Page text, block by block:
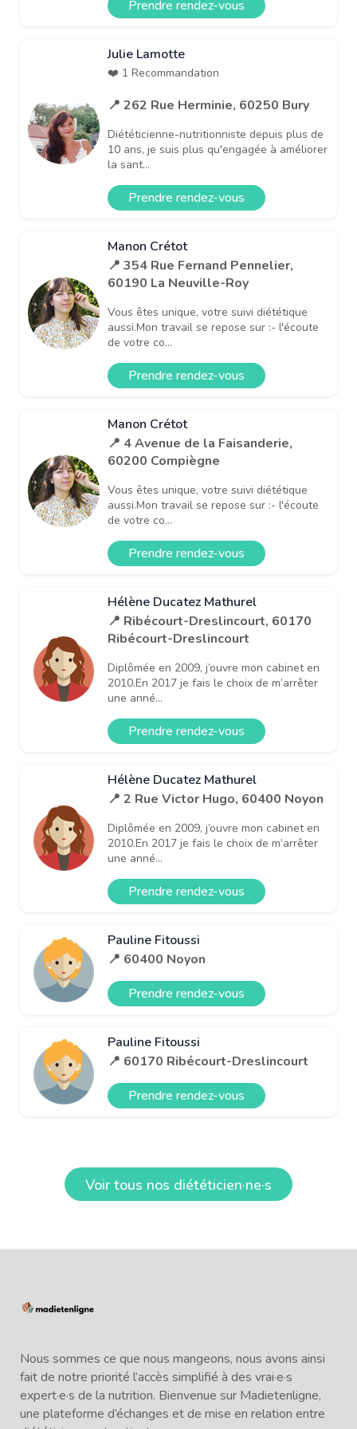
Prendre rendez-vous
Julie Lamotte
❤️ 1 Recommandation
📍 262 Rue Herminie, 60250 Bury
Diététicienne-nutritionniste depuis plus de
10 ans, je suis plus qu'engagée à améliorer
la sant...
Prendre rendez-vous
Manon Crétot
📍 354 Rue Fernand Pennelier,
60190 La Neuville-Roy
Vous êtes unique, votre suivi diététique
aussi.Mon travail se repose sur :- l'écoute
de votre co...
Prendre rendez-vous
Manon Crétot
📍 4 Avenue de la Faisanderie,
60200 Compiègne
Vous êtes unique, votre suivi diététique
aussi.Mon travail se repose sur :- l'écoute
de votre co...
Prendre rendez-vous
Hélène Ducatez Mathurel
📍 Ribécourt-Dreslincourt, 60170
Ribécourt-Dreslincourt
Diplômée en 2009, j’ouvre mon cabinet en
2010.En 2017 je fais le choix de m’arrêter
une anné...
Prendre rendez-vous
Hélène Ducatez Mathurel
📍 2 Rue Victor Hugo, 60400 Noyon
Diplômée en 2009, j’ouvre mon cabinet en
2010.En 2017 je fais le choix de m’arrêter
une anné...
Prendre rendez-vous
Pauline Fitoussi
📍 60400 Noyon
Prendre rendez-vous
Pauline Fitoussi
📍 60170 Ribécourt-Dreslincourt
Prendre rendez-vous
Voir tous nos diététicien·ne·s
Nous sommes ce que nous mangeons, nous avons ainsi
fait de notre priorité l’accès simplifié à des vrai·e·s
expert·e·s de la nutrition. Bienvenue sur Madietenligne,
une plateforme d’échanges et de mise en relation entre